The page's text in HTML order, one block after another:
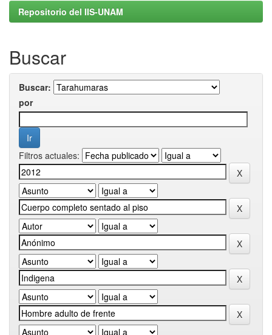
Repositorio del IIS-UNAM
Buscar
Buscar:
por
Filtros actuales: